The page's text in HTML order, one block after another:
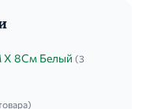
Х 8См Белый (3